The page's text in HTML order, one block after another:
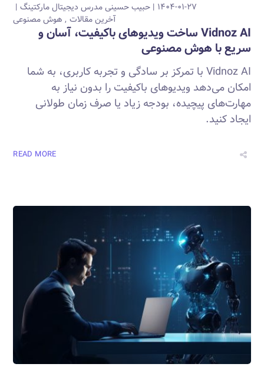
۱۴۰۴-۰۱-۲۷ حبیب حسینیمدرس دیجیتال مارکتینگ
آخرین مقالات
هوش مصنوعی
Vidnoz AI ساخت ویدیوهای باکیفیت، آسان و
سریع با هوش مصنوعی
Vidnoz AI با تمرکز بر سادگی و تجربه کاربری، به شما
امکان می‌دهد ویدیوهای باکیفیت را بدون نیاز به
مهارت‌های پیچیده، بودجه زیاد یا صرف زمان طولانی
ایجاد کنید.
READ MORE